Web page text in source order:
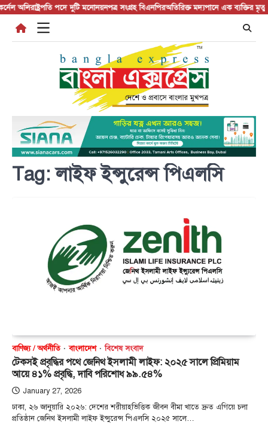
Skip
content
অলিরাষ্ট্রপতি পদে দুটি মনোনয়নপত্র সংগ্রহ বিএনপিরঅতিরিক্ত মদ্যপানে এক ব্যক্তির মৃত্যু
Tag:লাইফ ইন্সুরেন্স পিএলসি
বাণিজ্য / অর্থনীতি বাংলাদেশ বিশেষ সংবাদ
টেকসই প্রবৃদ্ধির পথে জেনিথ ইসলামী লাইফ: ২০২৫ সালে প্রিমিয়াম
আয়ে ৪১% প্রবৃদ্ধি, দাবি পরিশোধ ৯৯.৫৪%
January 27, 2026
ঢাকা, ২৬ জানুয়ারি ২০২৬: দেশের শরীয়াহভিত্তিক জীবন বীমা খাতে দ্রুত এগিয়ে চলা
প্রতিষ্ঠান জেনিথ ইসলামী লাইফ ইন্সুরেন্স পিএলসি ২০২৫ সালে…